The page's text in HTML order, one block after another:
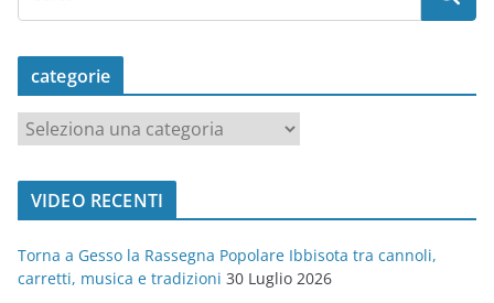
categorie
a
t
o
r
VIDEO RECENTI
Torna a Gesso la Rassegna Popolare Ibbisota tra cannoli,
carretti, musica e tradizioni 30 Luglio 2026